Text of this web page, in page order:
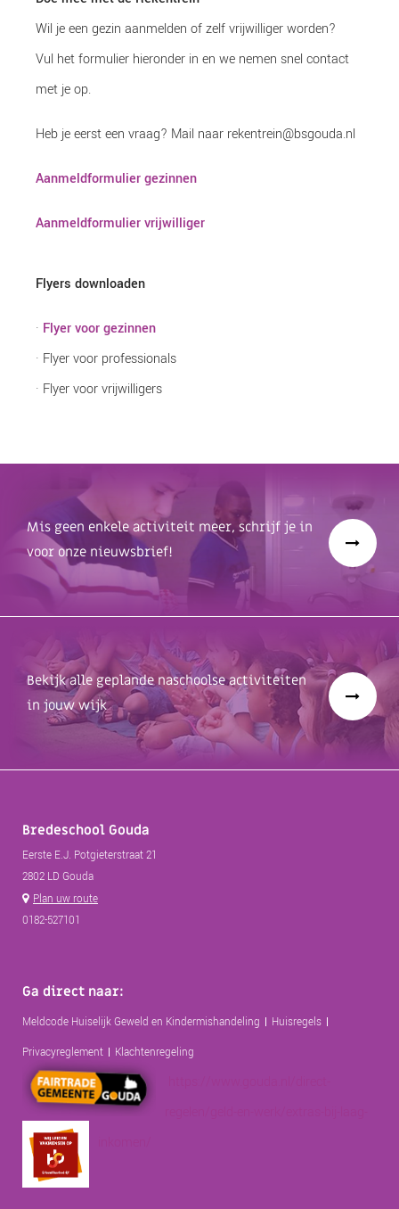
Wil je een gezin aanmelden of zelf vrijwilliger worden?
Vul het formulier hieronder in en we nemen snel contact
met je op.
Heb je eerst een vraag? Mail naar rekentrein@bsgouda.nl
Aanmeldformulier gezinnen
Aanmeldformulier vrijwilliger
Flyers downloaden
· Flyer voor gezinnen
· Flyer voor professionals
· Flyer voor vrijwilligers
Mis geen enkele activiteit meer, schrijf je in
voor onze nieuwsbrief!
Bekijk alle geplande naschoolse activiteiten
in jouw wijk
Bredeschool Gouda
Eerste E.J. Potgieterstraat 21
2802 LD Gouda
Plan uw route
0182-527101
Ga direct naar:
Meldcode Huiselijk Geweld en Kindermishandeling
Huisregels
Privacyreglement
Klachtenregeling